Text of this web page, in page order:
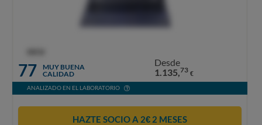
77
MUY BUENA
CALIDAD
Desde
1.135,73 €
ANALIZADO EN EL LABORATORIO
HAZTE SOCIO A 2€ 2 MESES